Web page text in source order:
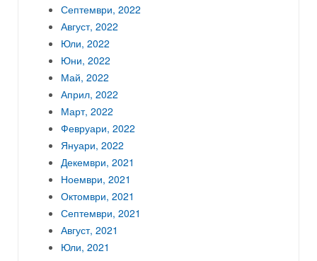
Септември, 2022
Август, 2022
Юли, 2022
Юни, 2022
Май, 2022
Април, 2022
Март, 2022
Февруари, 2022
Януари, 2022
Декември, 2021
Ноември, 2021
Октомври, 2021
Септември, 2021
Август, 2021
Юли, 2021